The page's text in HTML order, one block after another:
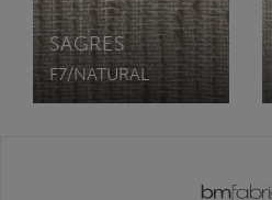
SAGRES
F7/NATURAL